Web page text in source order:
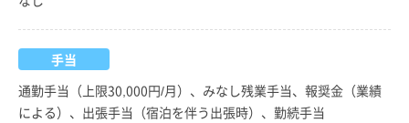
手当
通勤手当（上限30,000円/月）、みなし残業手当、報奨金（業績
による）、出張手当（宿泊を伴う出張時）、勤続手当